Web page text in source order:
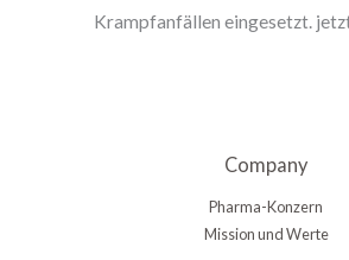
Krampfanfällen eingesetzt.
Company
Pharma-Konzern
Mission und Werte